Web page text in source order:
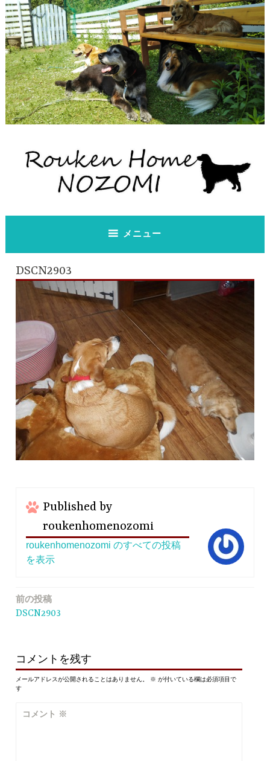
コ
ン
テ
ン
ツ
へ
ス
キ
ッ
プ
老犬ホーム のぞみ
メニュー
DSCN2903
Published by
roukenhomenozomi
roukenhomenozomi のすべての投稿
を表示
投
稿
ビ
ゲ
シ
前の投稿
DSCN2903
コメントを残す
メールアドレスが公開されることはありません。 ※ が付いている欄は必須項目で
す
コメント ※